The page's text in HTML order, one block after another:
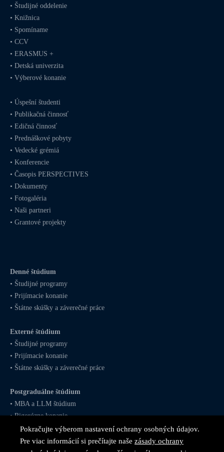
• Študijné oddelenie
• Knižnica
• Spomíname
•CCV
•ERASMUS +
•Detská univerzita
•Výberové konanie
•Úspešní študenti
•Publikačná činnosť
•Edičná činnosť
•Prednáškové pobyty
•Vedecké grémiá
•Konferencie
• Časopis PERSPECTIVES
•Dokumenty
•Fotogaléria
•Naši partneri
•Grantové projekty
Denné štúdium
• Študijné programy
•Prijímacie konanie
• Štátne skúšky a záverečné práce
Externé štúdium
• Študijné programy
•Prijímacie konanie
• Štátne skúšky a záverečné práce
Postgraduálne štúdium
•MBAaLLM štúdium
•Rigorózne konanie
Pokračujte výberom nastavení ochrany osobných údajov.
Pre viac informácií si prečítajte našezásady ochrany